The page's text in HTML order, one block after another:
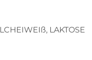
LAKTOSE